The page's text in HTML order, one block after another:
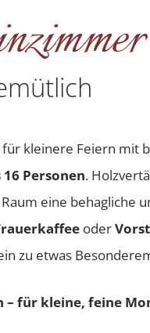
kleinere Feiern mit
16 Personen.
eine behagliche
oder
zu etwas
– für kleine, feine